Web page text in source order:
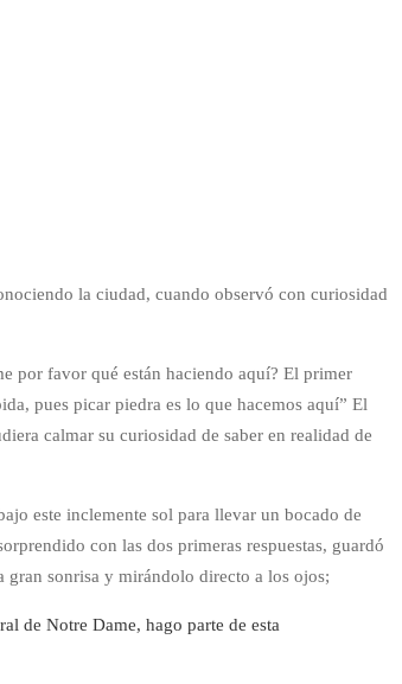
la ciudad, cuando observó con curiosidad
por favor qué están haciendo aquí? El primer
pues picar piedra es lo que hacemos aquí” El
calmar su curiosidad de saber en realidad de
este inclemente sol para llevar un bocado de
con las dos primeras respuestas, guardó
gran sonrisa y mirándolo directo a los ojos;
de Notre Dame, hago parte de esta